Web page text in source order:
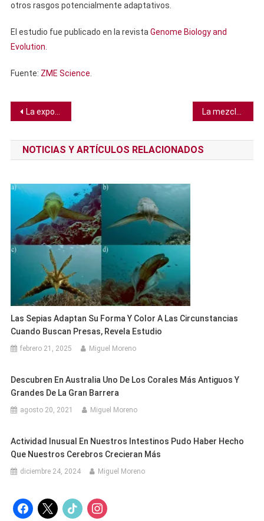
otros rasgos potencialmente adaptativos.
El estudio fue publicado en la revista Genome Biology and
Evolution
Fuente: ZME Science
Navegación
de
entradas
La exposición a químicos de muchos productos del hogar reduce las posibilidades de embarazo
NOTICIAS Y ARTÍCULOS RELACIONADOS
Las Sepias Adaptan Su Forma Y Color A Las Circunstancias
Cuando Buscan Presas, Revela Estudio
febrero 21, 2025 Miguel Moreno
Descubren En Australia Uno De Los Corales Más Antiguos Y
Grandes De La Gran Barrera
agosto 20, 2021 Miguel Moreno
Actividad Inusual En Nuestros Intestinos Pudo Haber Hecho
Que Nuestros Cerebros Crecieran Más
diciembre 24, 2024 Miguel Moreno
facebook
x tiktok instagram